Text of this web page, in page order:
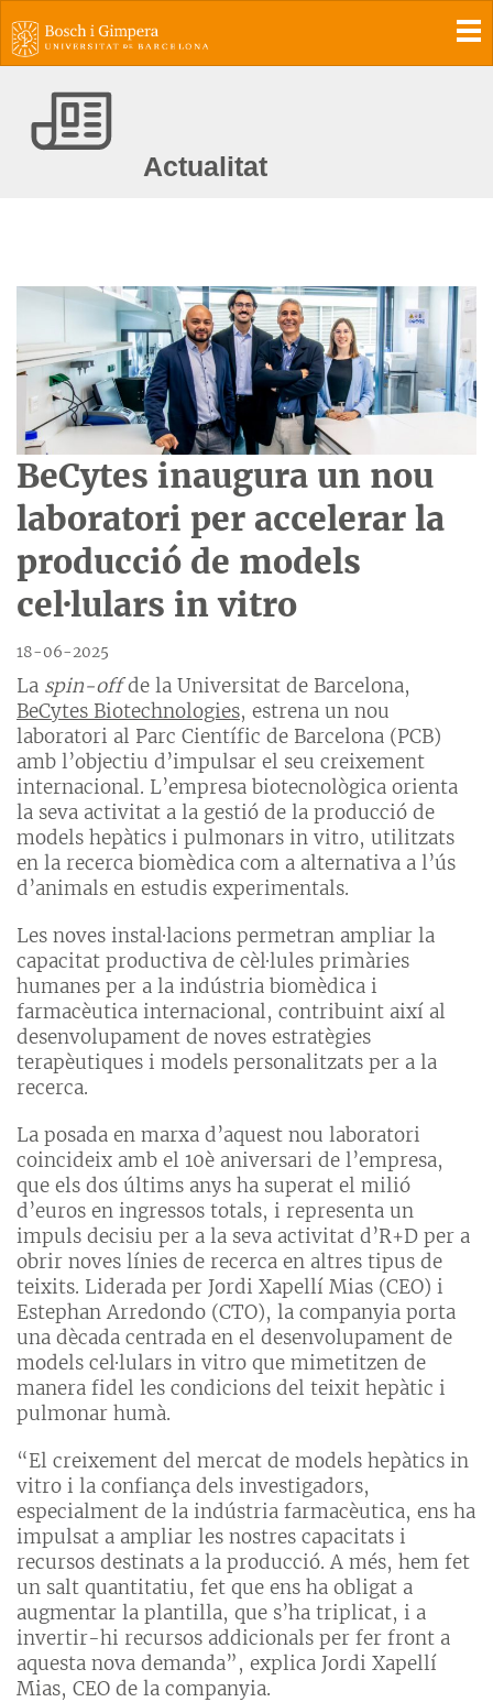
Actualitat
BeCytes inaugura un nou
laboratori per accelerar la
producció de models
cel·lulars in vitro
18-06-2025
La spin-offde la Universitat de Barcelona,
BeCytes Biotechnologies, estrena un nou
laboratori al Parc Científic de Barcelona (PCB)
amb l’objectiu d’impulsar el seu creixement
internacional. L’empresa biotecnològica orienta
la seva activitat a la gestió de la producció de
models hepàtics i pulmonars in vitro, utilitzats
en la recerca biomèdica com a alternativa a l’ús
d’animals en estudis experimentals.
Les noves instal·lacions permetran ampliar la
capacitat productiva de cèl·lules primàries
humanes per a la indústria biomèdica i
farmacèutica internacional, contribuint així al
desenvolupament de noves estratègies
terapèutiques i models personalitzats per a la
recerca.
La posada en marxa d’aquest nou laboratori
coincideix amb el 10è aniversari de l’empresa,
que els dos últims anys ha superat el milió
d’euros en ingressos totals, i representa un
impuls decisiu per a la seva activitat d’R+D per a
obrir noves línies de recerca en altres tipus de
teixits. Liderada per Jordi Xapellí Mias (CEO) i
Estephan Arredondo (CTO), la companyia porta
una dècada centrada en el desenvolupament de
models cel·lulars in vitro que mimetitzen de
manera fidel les condicions del teixit hepàtic i
pulmonar humà.
“El creixement del mercat de models hepàtics in
vitro i la confiança dels investigadors,
especialment de la indústria farmacèutica, ens ha
impulsat a ampliar les nostres capacitats i
recursos destinats a la producció. A més, hem fet
un salt quantitatiu, fet que ens ha obligat a
augmentar la plantilla, que s’ha triplicat, i a
invertir-hi recursos addicionals per fer front a
aquesta nova demanda”, explica Jordi Xapellí
Mias, CEO de la companyia.